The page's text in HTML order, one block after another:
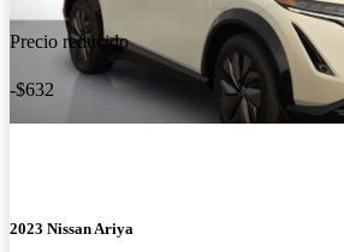
Precio reducido
-$632
2023 Nissan Ariya